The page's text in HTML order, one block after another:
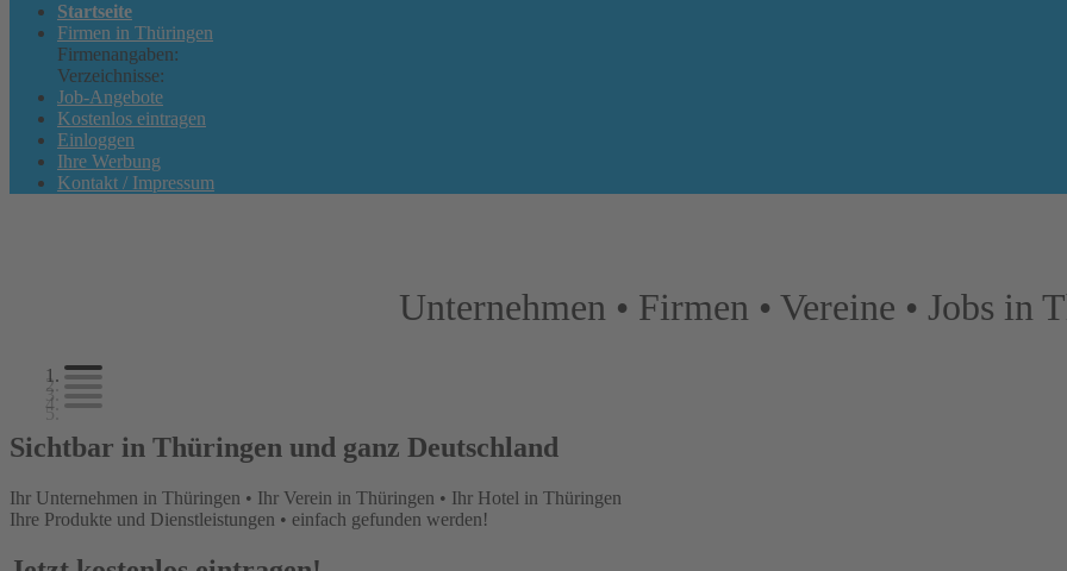
Startseite
Firmen in Thüringen
Firmenangaben:
Verzeichnisse:
Job-Angebote
Kostenlos eintragen
Einloggen
Ihre Werbung
Kontakt / Impressum
Unternehmen • Firmen • Vereine • Jobs in
Sichtbar in Thüringen und ganz Deutschland
Ihr Unternehmen in Thüringen • Ihr Verein in Thüringen • Ihr Hotel in Thüringen
Ihre Produkte und Dienstleistungen • einfach gefunden werden!